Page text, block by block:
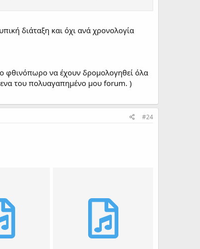
διάταξη και όχι ανά χρονολογία
φθινόπωρο να έχουν δρομολογηθεί όλα
του πολυαγαπημένο μου forum. )
#24